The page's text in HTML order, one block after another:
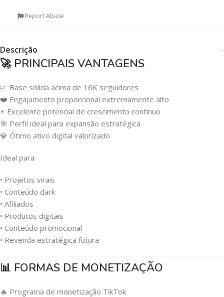
Report Abuse
Descrição
🚀 PRINCIPAIS VANTAGENS
📈 Base sólida acima de 16K seguidores
❤️ Engajamento proporcional extremamente alto
⚡ Excelente potencial de crescimento contínuo
🎯 Perfil ideal para expansão estratégica
💎 Ótimo ativo digital valorizado
Ideal para:
• Projetos virais
• Conteúdo dark
• Afiliados
• Produtos digitais
• Conteúdo promocional
• Revenda estratégica futura
📊 FORMAS DE MONETIZAÇÃO
🔥 Programa de monetização TikTok